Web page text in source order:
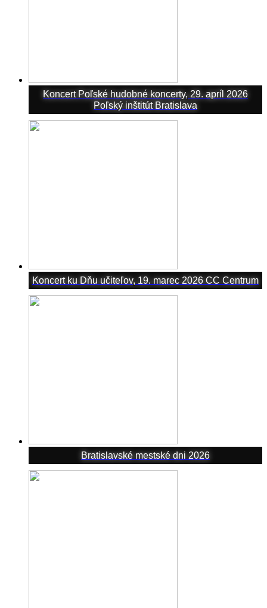
Koncert Poľské hudobné koncerty, 29. apríl 2026
Poľský inštitút Bratislava
Koncert ku Dňu učiteľov, 19. marec 2026 CC Centrum
Bratislavské mestské dni 2026